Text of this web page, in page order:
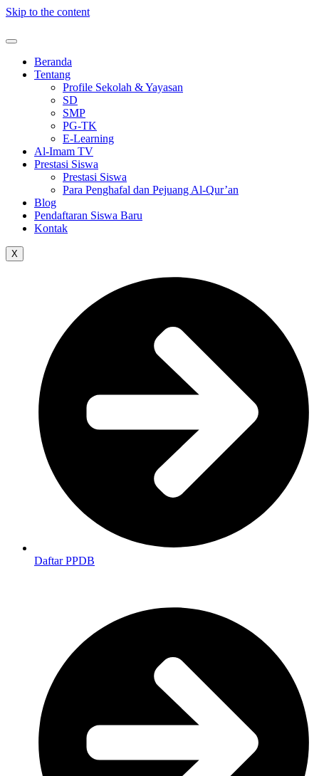
Skip to the content
Beranda
Tentang
Profile Sekolah & Yayasan
SD
SMP
PG-TK
E-Learning
Al-Imam TV
Prestasi Siswa
Prestasi Siswa
Para Penghafal dan Pejuang Al-Qur’an
Blog
Pendaftaran Siswa Baru
Kontak
X
Daftar PPDB